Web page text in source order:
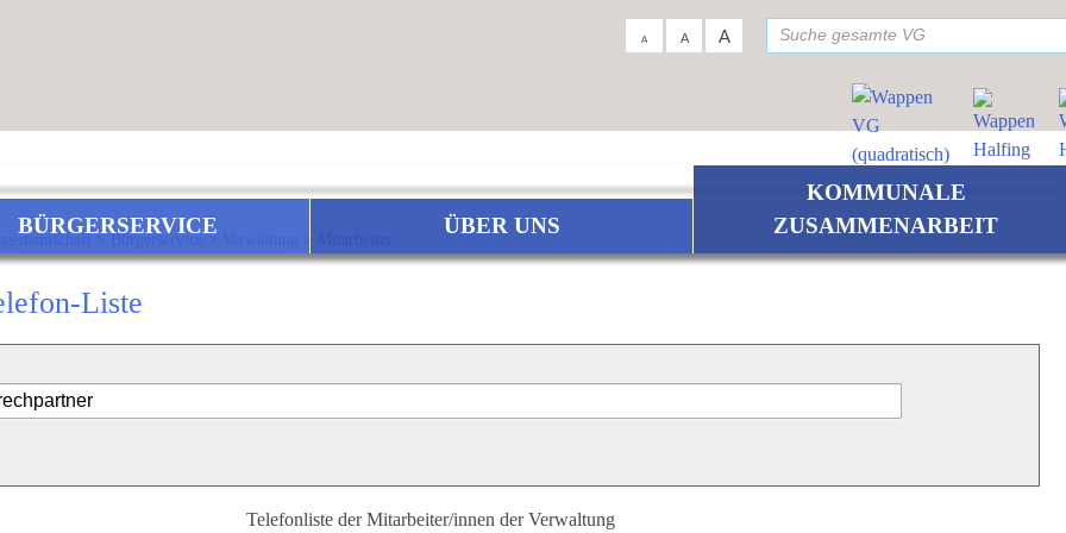
A A A
BÜRGERSERVICE ÜBER UNS
KOMMUNALE
ZUSAMMENARBEIT
>Bürgerservice>
Liste
Telefonliste der Mitarbeiter/innen der Verwaltung